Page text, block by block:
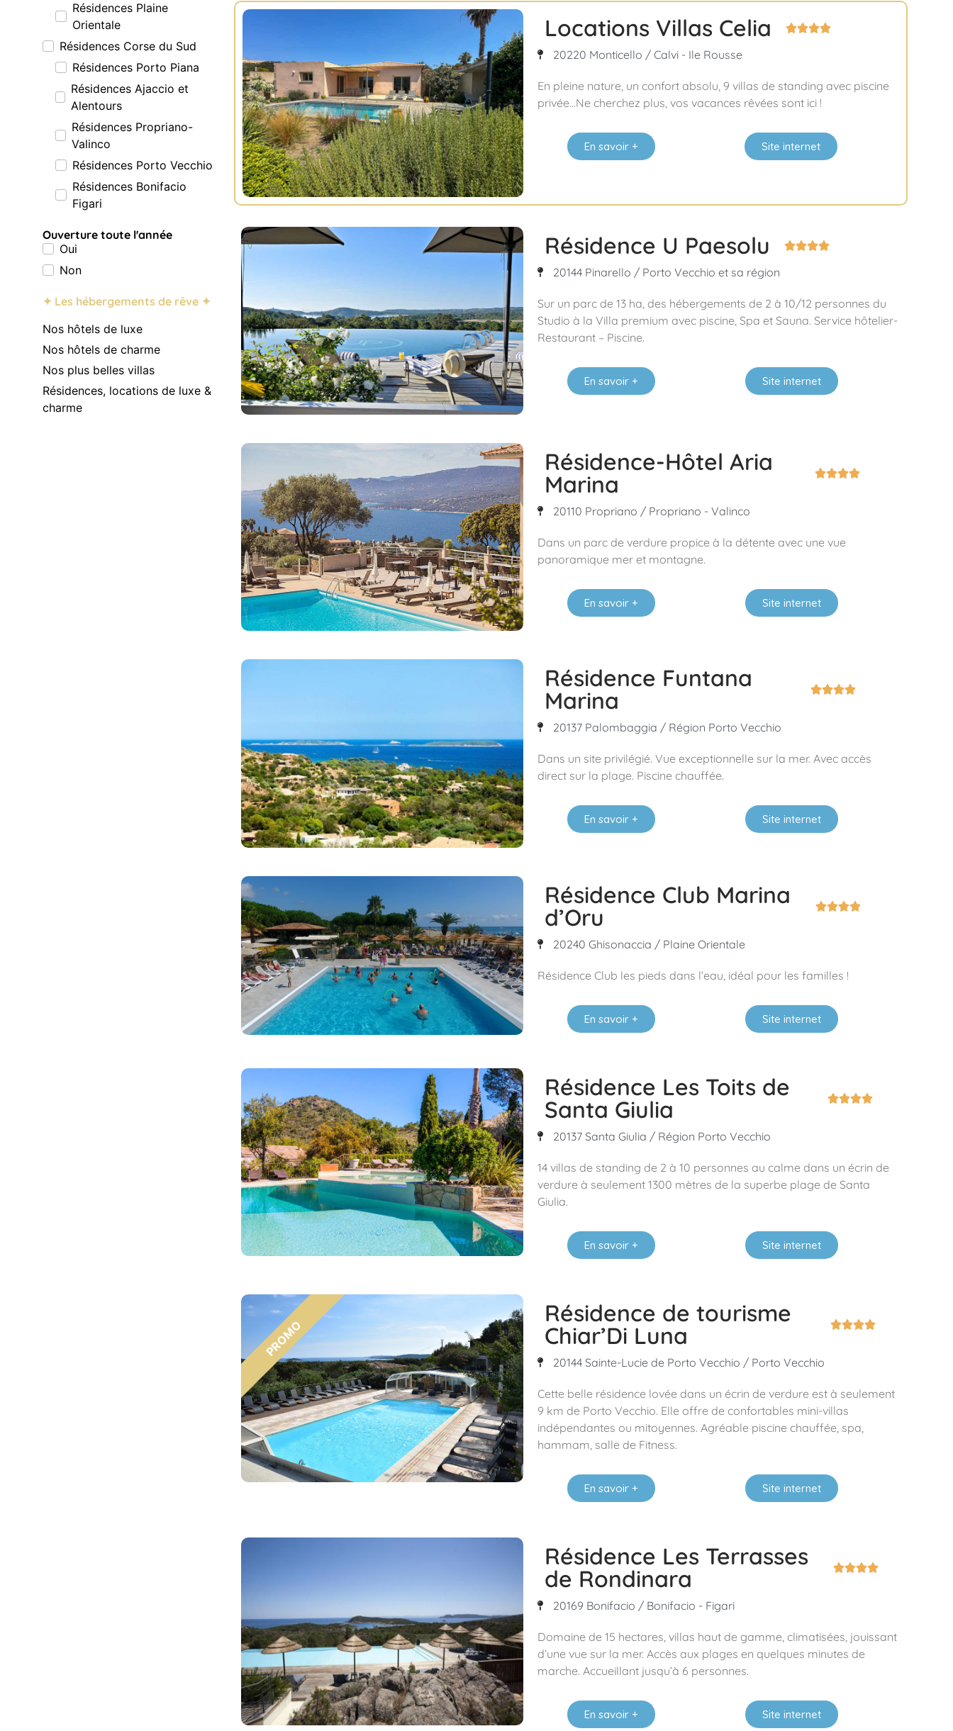
Résidences Plaine
Orientale
Résidences Corse du Sud
Résidences Porto Piana
Résidences Ajaccio et
Alentours
Résidences Propriano-
Valinco
Résidences Porto Vecchio
Résidences Bonifacio
Figari
Ouverture toute l'année
Oui
Non
✦ Les hébergements de rêve ✦
Nos hôtels de luxe
Nos hôtels de charme
Nos plus belles villas
Résidences, locations de luxe &
charme
Locations Villas Celia 
20220 Monticello / Calvi - Ile Rousse
En pleine nature, un confort absolu, 9 villas de standing avec piscine
privée…Ne cherchez plus, vos vacances rêvées sont ici !
En savoir + Site internet
Résidence U Paesolu 
20144 Pinarello / Porto Vecchio et sa région
Sur un parc de 13 ha, des hébergements de 2 à 10/12 personnes du
Studio à la Villa premium avec piscine, Spa et Sauna. Service hôtelier-
Restaurant – Piscine.
En savoir + Site internet
Résidence-Hôtel Aria
Marina

20110 Propriano / Propriano - Valinco
Dans un parc de verdure propice à la détente avec une vue
panoramique mer et montagne.
En savoir + Site internet
Résidence Funtana
Marina

20137 Palombaggia / Région Porto Vecchio
Dans un site privilégié. Vue exceptionnelle sur la mer. Avec accès
direct sur la plage. Piscine chauffée.
En savoir + Site internet
Résidence Club Marina
d’Oru

20240 Ghisonaccia / Plaine Orientale
Résidence Club les pieds dans l’eau, idéal pour les familles !
En savoir + Site internet
Résidence Les Toits de
Santa Giulia

20137 Santa Giulia / Région Porto Vecchio
14 villas de standing de 2 à 10 personnes au calme dans un écrin de
verdure à seulement 1300 mètres de la superbe plage de Santa
Giulia.
En savoir + Site internet
Résidence de tourisme
Chiar’Di Luna

20144 Sainte-Lucie de Porto Vecchio / Porto Vecchio
Cette belle résidence lovée dans un écrin de verdure est à seulement
9 km de Porto Vecchio. Elle offre de confortables mini-villas
indépendantes ou mitoyennes. Agréable piscine chauffée, spa,
hammam, salle de Fitness.
En savoir + Site internet
Résidence Les Terrasses
de Rondinara

20169 Bonifacio / Bonifacio - Figari
Domaine de 15 hectares, villas haut de gamme, climatisées, jouissant
d’une vue sur la mer. Accès aux plages en quelques minutes de
marche. Accueillant jusqu’à 6 personnes.
En savoir + Site internet